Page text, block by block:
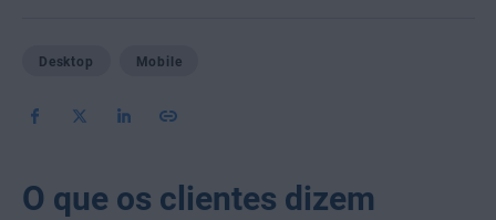
Desktop Mobile
O que os clientes dizem